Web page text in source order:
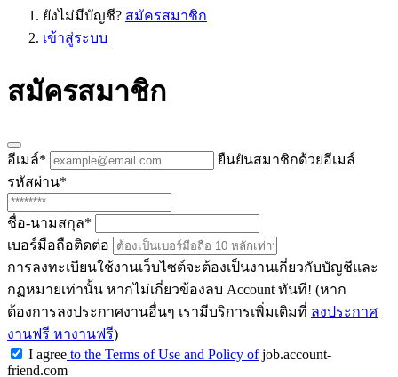
ยังไม่มีบัญชี? สมัครสมาชิก
เข้าสู่ระบบ
สมัครสมาชิก
อีเมล์*
ยืนยันสมาชิกด้วยอีเมล์
รหัสผ่าน*
ชื่อ-นามสกุล*
เบอร์มือถือติดต่อ
การลงทะเบียนใช้งานเว็บไซต์จะต้องเป็นงานเกี่ยวกับบัญชีและ
กฏหมายเท่านั้น หากไม่เกี่ยวข้องลบ Account ทันที! (หาก
ต้องการลงประกาศงานอื่นๆ เรามีบริการเพิ่มเติมที่ ลงประกาศ
งานฟรี หางานฟรี)
I agree to the Terms of Use and Policy ofjob.account-
friend.com